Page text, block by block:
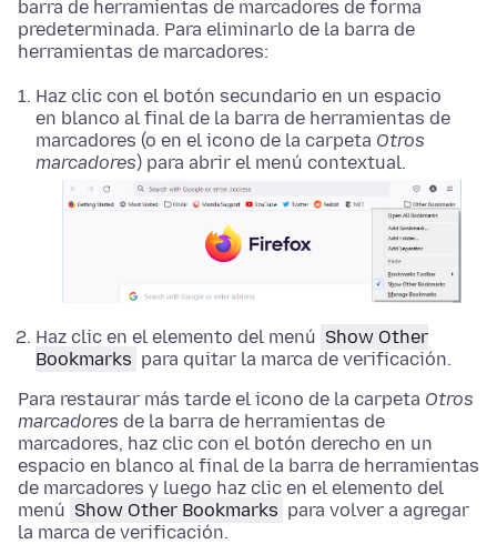
barra de herramientas de marcadores de forma
predeterminada. Para eliminarlo de la barra de
herramientas de marcadores:
Haz clic con el botón secundario en un espacio
en blanco al final de la barra de herramientas de
marcadores (o en el icono de la carpeta Otros
marcadores) para abrir el menú contextual.
Haz clic en el elemento del menú Show Other
Bookmarks para quitar la marca de verificación.
Para restaurar más tarde el icono de la carpeta Otros
marcadores de la barra de herramientas de
marcadores, haz clic con el botón derecho en un
espacio en blanco al final de la barra de herramientas
de marcadores y luego haz clic en el elemento del
menú Show Other Bookmarks para volver a agregar
la marca de verificación.